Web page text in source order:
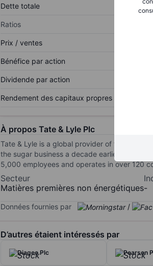
Dette totale
Ratios
Prix / ventes
Bénéfice par action
Dividende par action
Rendement des capitaux propres
À propos Tate & Lyle Plc
Tate & Lyle is a global provider of food and
the sugar business a decade earlier, Tate &
5,000 employees and operates in over 120
Secteur
Matières premières non énergétiques-
Données fournies par /
D’autres étaient intéressés par
Diageo Plc Pearson